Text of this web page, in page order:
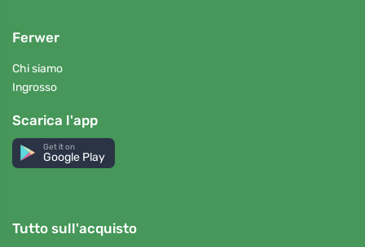
Ferwer
Chi siamo
Ingrosso
Scarica l'app
Get it on
Google Play
Tutto sull'acquisto